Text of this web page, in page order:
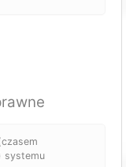
systemu